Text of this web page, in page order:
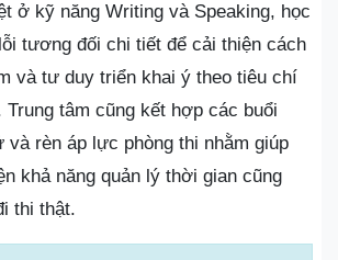
ở kỹ năng Writing và Speaking, học
tương đối chi tiết để cải thiện cách
và tư duy triển khai ý theo tiêu chí
Trung tâm cũng kết hợp các buổi
và rèn áp lực phòng thi nhằm giúp
khả năng quản lý thời gian cũng
thi thật.